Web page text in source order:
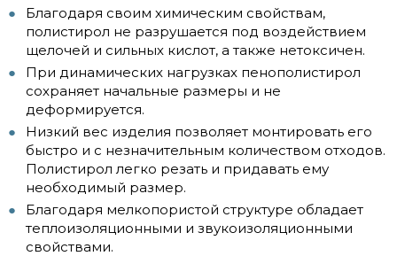
Благодаря своим химическим свойствам,
полистирол не разрушается под воздействием
щелочей и сильных кислот, а также нетоксичен.
При динамических нагрузках пенополистирол
сохраняет начальные размеры и не
деформируется.
Низкий вес изделия позволяет монтировать его
быстро и с незначительным количеством отходов.
Полистирол легко резать и придавать ему
необходимый размер.
Благодаря мелкопористой структуре обладает
теплоизоляционными и звукоизоляционными
свойствами.